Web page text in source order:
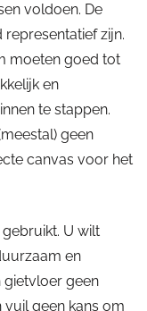
voldoen. De
zijn.
moeten goed tot
en
te stappen.
geen
canvas voor het
U wilt
en
gietvloer geen
vuil geen kans om